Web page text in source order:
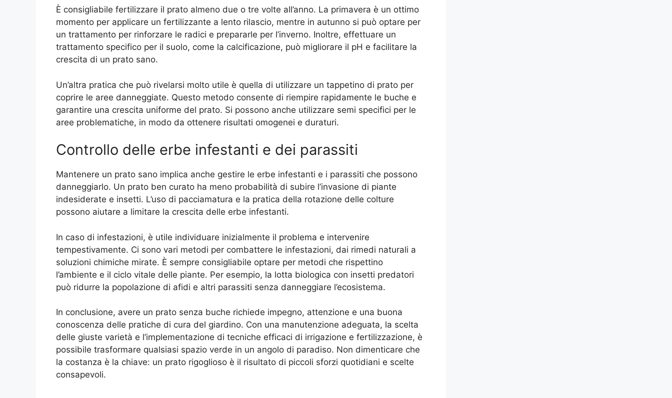
È consigliabile fertilizzare il prato almeno due o tre volte all’anno. La primavera è un ottimo
momento per applicare un fertilizzante a lento rilascio, mentre in autunno si può optare per
un trattamento per rinforzare le radici e prepararle per l’inverno. Inoltre, effettuare un
trattamento specifico per il suolo, come la calcificazione, può migliorare il pH e facilitare la
crescita di un prato sano.
Un’altra pratica che può rivelarsi molto utile è quella di utilizzare un tappetino di prato per
coprire le aree danneggiate. Questo metodo consente di riempire rapidamente le buche e
garantire una crescita uniforme del prato. Si possono anche utilizzare semi specifici per le
aree problematiche, in modo da ottenere risultati omogenei e duraturi.
Controllo delle erbe infestanti e dei parassiti
Mantenere un prato sano implica anche gestire le erbe infestanti e i parassiti che possono
danneggiarlo. Un prato ben curato ha meno probabilità di subire l’invasione di piante
indesiderate e insetti. L’uso di pacciamatura e la pratica della rotazione delle colture
possono aiutare a limitare la crescita delle erbe infestanti.
In caso di infestazioni, è utile individuare inizialmente il problema e intervenire
tempestivamente. Ci sono vari metodi per combattere le infestazioni, dai rimedi naturali a
soluzioni chimiche mirate. È sempre consigliabile optare per metodi che rispettino
l’ambiente e il ciclo vitale delle piante. Per esempio, la lotta biologica con insetti predatori
può ridurre la popolazione di afidi e altri parassiti senza danneggiare l’ecosistema.
In conclusione, avere un prato senza buche richiede impegno, attenzione e una buona
conoscenza delle pratiche di cura del giardino. Con una manutenzione adeguata, la scelta
delle giuste varietà e l’implementazione di tecniche efficaci di irrigazione e fertilizzazione, è
possibile trasformare qualsiasi spazio verde in un angolo di paradiso. Non dimenticare che
la costanza è la chiave: un prato rigoglioso è il risultato di piccoli sforzi quotidiani e scelte
consapevoli.